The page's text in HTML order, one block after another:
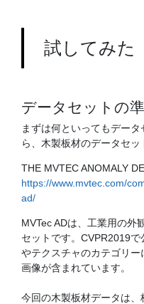
試してみた
データセットの
まずは何といってもデー
ら、木製板材のデータセッ
THE MVTEC ANOMALY
https://www.mvtec.com/
ad/
MVTec ADは、工業用の外
セットです。CVPR2019
やテクスチャのカテゴリ
画像が含まれています。
今回の木製板材データは